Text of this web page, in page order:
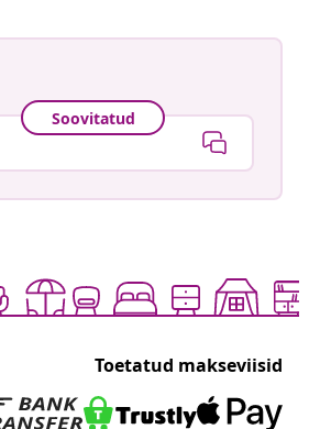
Soovitatud
Toetatud makseviisid